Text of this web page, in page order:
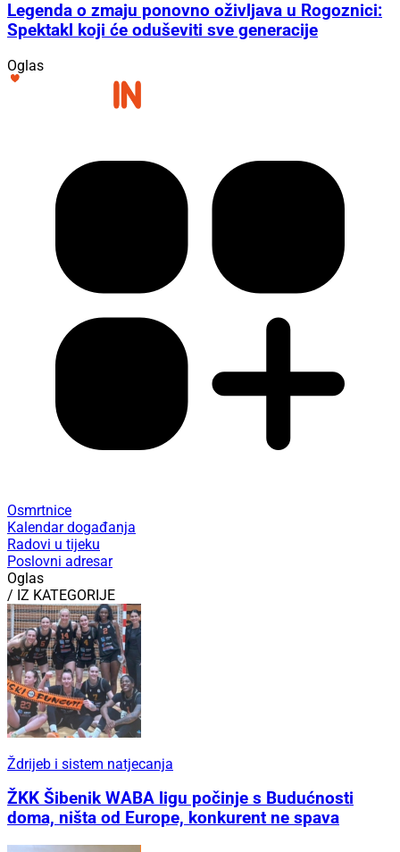
Legenda o zmaju ponovno oživljava u Rogoznici:
Spektakl koji će oduševiti sve generacije
Oglas
Osmrtnice
Kalendar događanja
Radovi u tijeku
Poslovni adresar
Oglas
/ IZ KATEGORIJE
Ždrijeb i sistem natjecanja
ŽKK Šibenik WABA ligu počinje s Budućnosti
doma, ništa od Europe, konkurent ne spava